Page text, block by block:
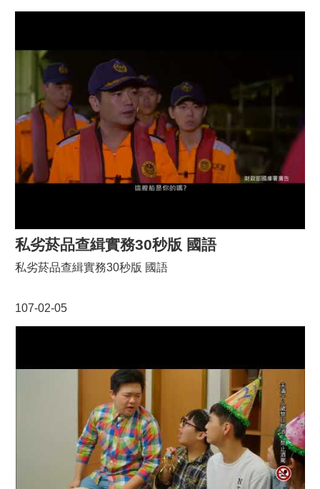
私劣菸品查緝實務30秒版 國語
107-02-05
私劣菸品查緝實務30秒版 國語